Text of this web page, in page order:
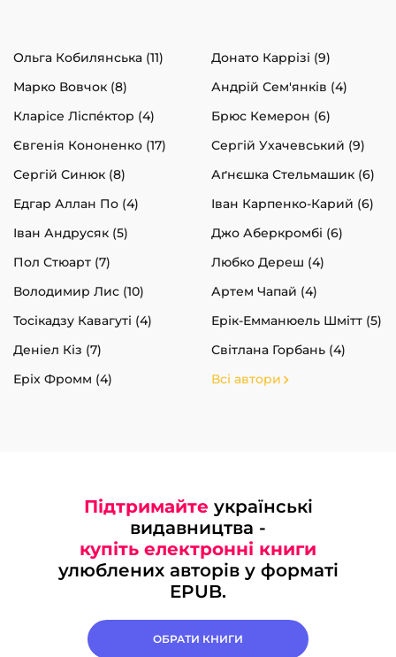
Ольга Кобилянська (11)
Донато Каррізі (9)
Марко Вовчок (8)
Андрій Сем'янків (4)
Кларісе Ліспéктор (4)
Брюс Кемерон (6)
Євгенія Кононенко (17)
Сергій Ухачевський (9)
Сергій Синюк (8)
Аґнєшка Стельмашик (6)
Едгар Аллан По (4)
Іван Карпенко-Карий (6)
Іван Андрусяк (5)
Джо Аберкромбі (6)
Пол Стюарт (7)
Любко Дереш (4)
Володимир Лис (10)
Артем Чапай (4)
Тосікадзу Кавагуті (4)
Ерік-Емманюель Шмітт (5)
Деніел Кіз (7)
Світлана Горбань (4)
Еріх Фромм (4)
Всі автори
Підтримайте українські
видавництва -
купіть електронні книги
улюблених авторів у форматі
EPUB.
ОБРАТИ КНИГИ